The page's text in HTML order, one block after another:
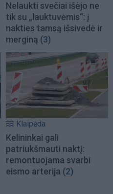
Nelaukti svečiai išėjo ne
tik su „lauktuvėmis“: į
nakties tamsą išsivedė ir
merginą (3)
Klaipėda
Kelininkai gali
patriukšmauti naktį:
remontuojama svarbi
eismo arterija (2)